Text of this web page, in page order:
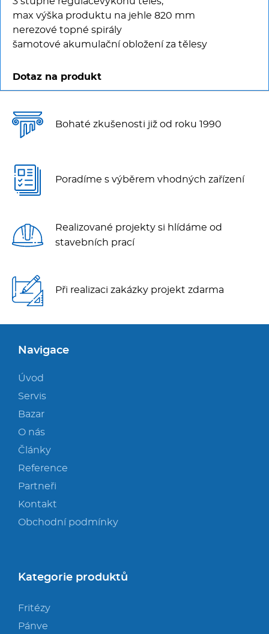
max výška produktu na jehle 820 mm
nerezové topné spirály
šamotové akumulační obložení za tělesy
Dotaz na produkt
Bohaté zkušenosti již od roku 1990
Poradíme s výběrem vhodných zařízení
Realizované projekty si hlídáme od
stavebních prací
Při realizaci zakázky projekt zdarma
Navigace
Úvod
Servis
Bazar
O nás
Články
Reference
Partneři
Kontakt
Obchodní podmínky
Kategorie produktů
Fritézy
Pánve